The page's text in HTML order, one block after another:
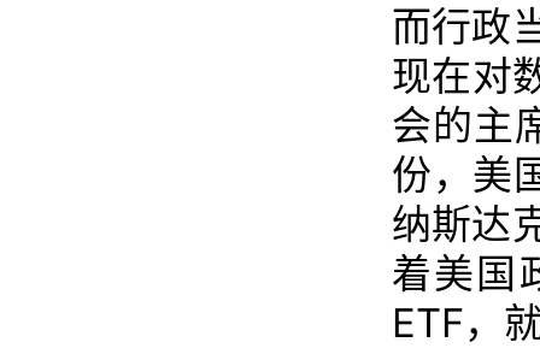
而行政
现在对
会的主
份，美
纳斯达
着美国
ETF，